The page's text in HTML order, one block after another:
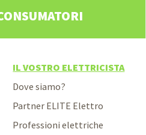
IL VOSTRO ELETTRICISTA
Dove siamo?
Partner ELITE Elettro
Professioni elettriche